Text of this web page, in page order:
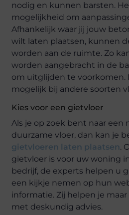
nodig en kunnen barsten.
mogelijkheid om
Afhankelijk waar jij jouw
wilt laten plaatsen, kunnen
worden aan de ruimte. Zo
worden aangebracht in de
om uitglijden te voorkomen.
mogelijk bij andere soorten
Kies voor een gietvloer
Als je op zoek bent naar een
duurzame vloer, dan kan je
gietvloeren laten plaatsen.
gietvloer is voor uw woning
bedrijf, de experts helpen u
een kijkje nemen op hun
informatie. Zij helpen je
met deskundig advies.